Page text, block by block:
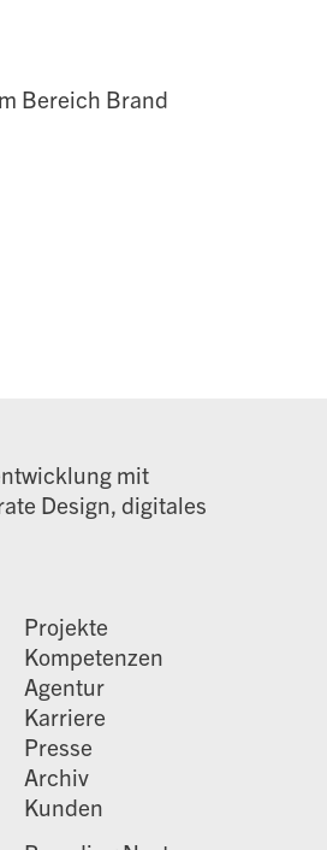
Bereich Brand
mit
Design, digitales
Projekte
Kompetenzen
Agentur
Karriere
Presse
Archiv
Kunden